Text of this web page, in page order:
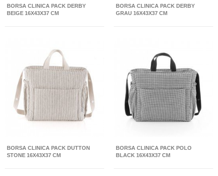
BORSA CLINICA PACK DERBY
BEIGE 16X43X37 CM
BORSA CLINICA PACK DERBY
GRAU 16X43X37 CM
BORSA CLINICA PACK DUTTON
STONE 16X43X37 CM
BORSA CLINICA PACK POLO
BLACK 16X43X37 CM